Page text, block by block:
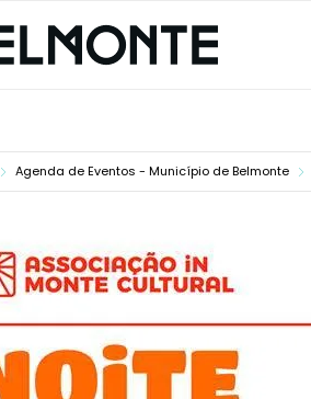
Agenda de Eventos - Município de Belmonte